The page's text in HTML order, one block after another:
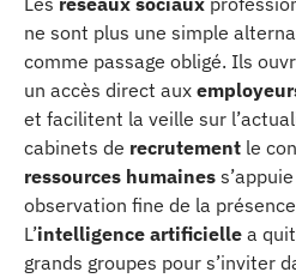
ne sont plus une simple
comme passage obligé. Ils
un accès direct aux
et facilitent la veille sur
cabinets de recrutement le
ressources humaines
observation fine de la
L’intelligence artificielle a
grands groupes pour s’inviter